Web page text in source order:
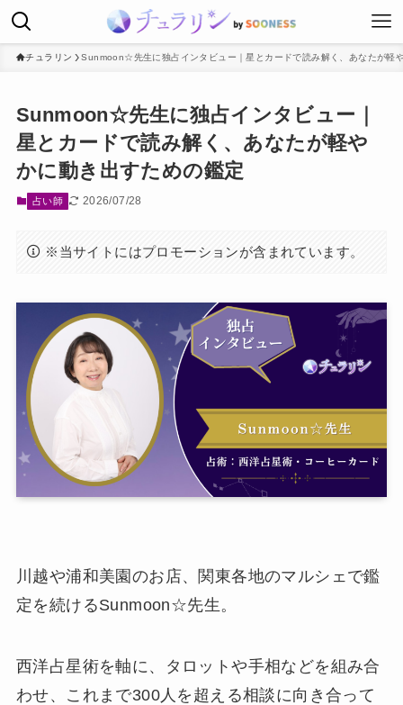
チュラリン Sunmoon☆先生に独占インタビュー｜星とカードで読み解く、あなたが軽
Sunmoon☆先生に独占インタビュー｜
星とカードで読み解く、あなたが軽や
かに動き出すための鑑定
占い師 2026/07/28
※当サイトにはプロモーションが含まれています。
川越や浦和美園のお店、関東各地のマルシェで鑑
定を続けるSunmoon☆先生。
西洋占星術を軸に、タロットや手相などを組み合
わせ、これまで300人を超える相談に向き合って